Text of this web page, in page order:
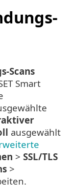
Scans
Smart
ausgewählt
> SSL/TLS
>